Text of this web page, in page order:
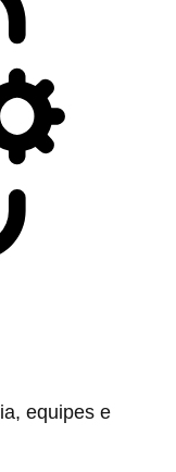
equipes e